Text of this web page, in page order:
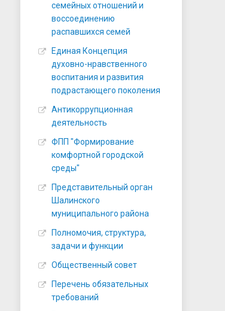
семейных отношений и
воссоединению
распавшихся семей
Единая Концепция
духовно-нравственного
воспитания и развития
подрастающего поколения
Антикоррупционная
деятельность
ФПП "Формирование
комфортной городской
среды"
Представительный орган
Шалинского
муниципального района
Полномочия, структура,
задачи и функции
Общественный совет
Перечень обязательных
требований